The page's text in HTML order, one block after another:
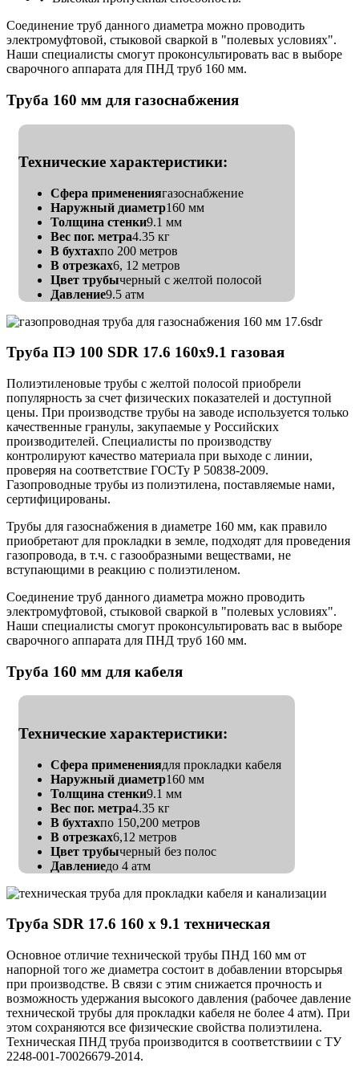
Соединение труб данного диаметра можно проводить
электромуфтовой, стыковой сваркой в "полевых условиях".
Наши специалисты смогут проконсультировать вас в выборе
сварочного аппарата для ПНД труб 160 мм.
Труба 160 мм для газоснабжения
Технические характеристики:
Сфера применениягазоснабжение
Наружный диаметр160 мм
Толщина стенки9.1 мм
Вес пог. метра4.35 кг
В бухтахпо 200 метров
В отрезках6, 12 метров
Цвет трубычерный с желтой полосой
Давление9.5 атм
Труба ПЭ 100 SDR 17.6 160х9.1 газовая
Полиэтиленовые трубы с желтой полосой приобрели
популярность за счет физических показателей и доступной
цены. При производстве трубы на заводе используется только
качественные гранулы, закупаемые у Российских
производителей. Специалисты по производству
контролируют качество материала при выходе с линии,
проверяя на соответствие ГОСТу Р 50838-2009.
Газопроводные трубы из полиэтилена, поставляемые нами,
сертифицированы.
Трубы для газоснабжения в диаметре 160 мм, как правило
приобретают для прокладки в земле, подходят для проведения
газопровода, в т.ч. с газообразными веществами, не
вступающими в реакцию с полиэтиленом.
Соединение труб данного диаметра можно проводить
электромуфтовой, стыковой сваркой в "полевых условиях".
Наши специалисты смогут проконсультировать вас в выборе
сварочного аппарата для ПНД труб 160 мм.
Труба 160 мм для кабеля
Технические характеристики:
Сфера применениядля прокладки кабеля
Наружный диаметр160 мм
Толщина стенки9.1 мм
Вес пог. метра4.35 кг
В бухтахпо 150,200 метров
В отрезках6,12 метров
Цвет трубычерный без полос
Давлениедо 4 атм
Труба SDR 17.6 160 х 9.1 техническая
Основное отличие технической трубы ПНД 160 мм от
напорной того же диаметра состоит в добавлении вторсырья
при производстве. В связи с этим снижается прочность и
возможность удержания высокого давления (рабочее давление
технической трубы для прокладки кабеля не более 4 атм). При
этом сохраняются все физические свойства полиэтилена.
Техническая ПНД труба производится в соответствиии с ТУ
2248-001-70026679-2014.